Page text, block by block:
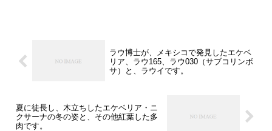
ラウ博士が、メキシコで発見したエケベ
リア、ラウ165、ラウ030（サブコリンボ
サ）と、ラウイです。
夏に徒長し、木立ちしたエケベリア・ニ
クサーナの冬の姿と、その他紅葉した多
肉です。